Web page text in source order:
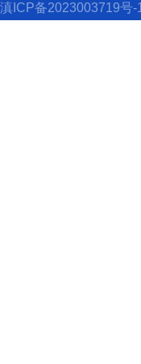
滇ICP备2023003719号-1